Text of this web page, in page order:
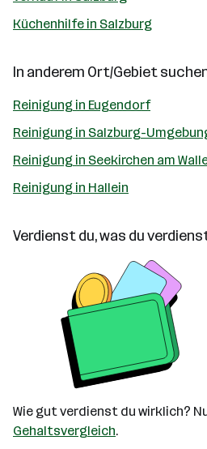
Küchenhilfe in Salzburg
In anderem Ort/Gebiet
Reinigung in Eugendorf
Reinigung in Salzburg-
Reinigung in Seekirchen am
Reinigung in Hallein
Verdienst du, was du
Wie gut verdienst du wirklich?
Gehaltsvergleich.